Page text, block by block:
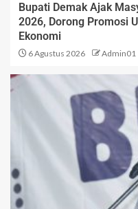
Bupati Demak Ajak
2026, Dorong Promosi
Ekonomi
6 Agustus 2026 Admin01